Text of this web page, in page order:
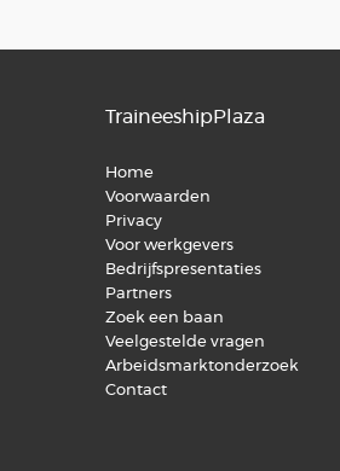
TraineeshipPlaza
Home
Voorwaarden
Privacy
Voor werkgevers
Bedrijfspresentaties
Partners
Zoek een baan
Veelgestelde vragen
Arbeidsmarktonderzoek
Contact